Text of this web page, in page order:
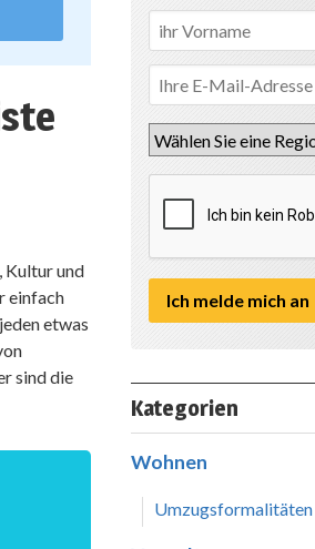
Kultur und
einfach
etwas
sind die
Kategorien
Wohnen
Umzugsformalitäten